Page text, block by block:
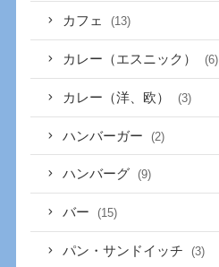
カフェ (13)
カレー（エスニック） (6)
カレー（洋、欧） (3)
ハンバーガー (2)
ハンバーグ (9)
バー (15)
パン・サンドイッチ (3)